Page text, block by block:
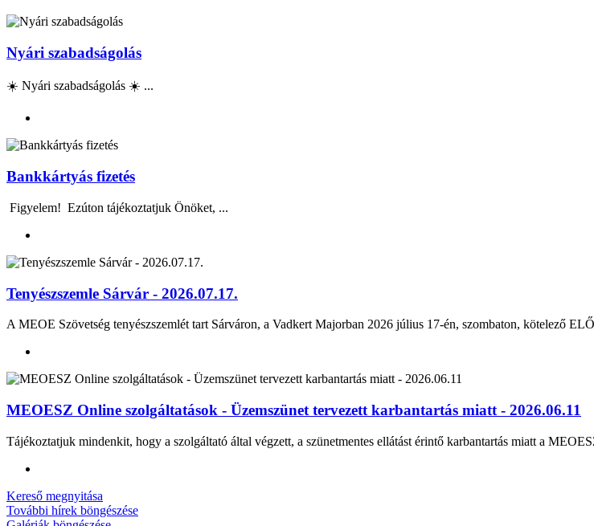
Nyári szabadságolás
☀️ Nyári szabadságolás ☀️ ...
Bankkártyás fizetés
Figyelem! Ezúton tájékoztatjuk Önöket, ...
Tenyészszemle Sárvár - 2026.07.17.
A MEOE Szövetség tenyészszemlét tart Sárváron, a Vadkert Majorban 2026 július 17-én, szombaton, kötelező
MEOESZ Online szolgáltatások - Üzemszünet tervezett karbantartás miatt - 2026.06.11
Tájékoztatjuk mindenkit, hogy a szolgáltató által végzett, a szünetmentes ellátást érintő karbantartás miatt a
Kereső megnyitása
További hírek böngészése